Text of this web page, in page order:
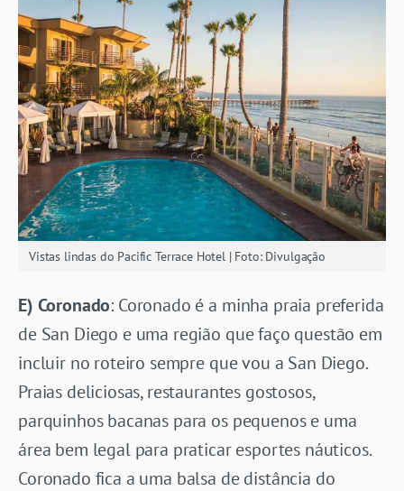
Vistas lindas do Pacific Terrace Hotel | Foto: Divulgação
E) Coronado: Coronado é a minha praia preferida
de San Diego e uma região que faço questão em
incluir no roteiro sempre que vou a San Diego.
Praias deliciosas, restaurantes gostosos,
parquinhos bacanas para os pequenos e uma
área bem legal para praticar esportes náuticos.
Coronado fica a uma balsa de distância do